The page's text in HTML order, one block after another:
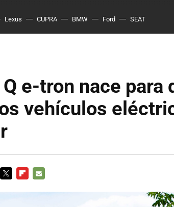
Lexus CUPRA BMW Ford SEAT
Q e-tron nace para
vehículos